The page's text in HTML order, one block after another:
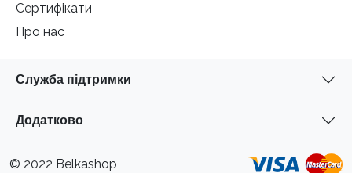
Сертифікати
Про нас
Служба підтримки
Додатково
© 2022 Belkashop